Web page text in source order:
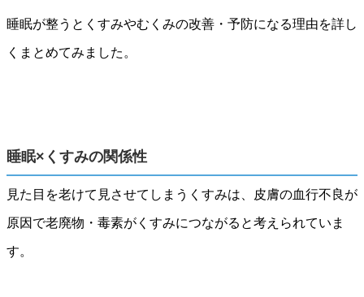
睡眠が整うとくすみやむくみの改善・予防になる理由を詳し
くまとめてみました。
睡眠×くすみの関係性
見た目を老けて見させてしまうくすみは、皮膚の血行不良が
原因で老廃物・毒素がくすみにつながると考えられていま
す。